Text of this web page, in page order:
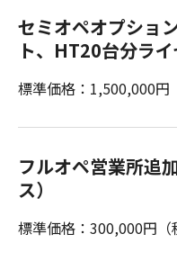
セミオペオプショ
ト、HT20台分ライ
標準価格：1,500,000円
フルオペ営業所追
ス）
標準価格：300,000円（